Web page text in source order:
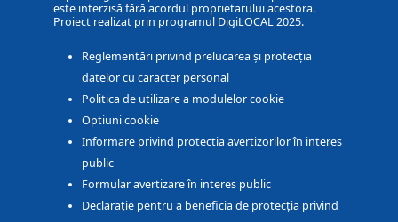
este interzisă fără acordul proprietarului acestora.
Proiect realizat prin programul DigiLOCAL 2025.
Reglementări privind prelucarea și protecția
datelor cu caracter personal
Politica de utilizare a modulelor cookie
Optiuni cookie
Informare privind protectia avertizorilor în interes
public
Formular avertizare în interes public
Declarație pentru a beneficia de protecția privind